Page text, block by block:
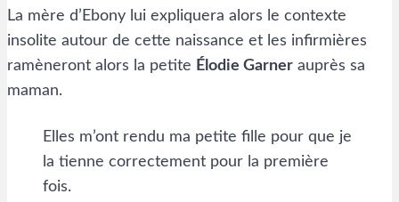
La mère d’Ebony lui expliquera alors le contexte
insolite autour de cette naissance et les infirmières
ramèneront alors la petite Élodie Garner auprès sa
maman.
Elles m’ont rendu ma petite fille pour que je
la tienne correctement pour la première
fois.